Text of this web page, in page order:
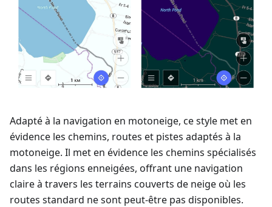
Adapté à la navigation en motoneige, ce style met en
évidence les chemins, routes et pistes adaptés à la
motoneige. Il met en évidence les chemins spécialisés
dans les régions enneigées, offrant une navigation
claire à travers les terrains couverts de neige où les
routes standard ne sont peut-être pas disponibles.